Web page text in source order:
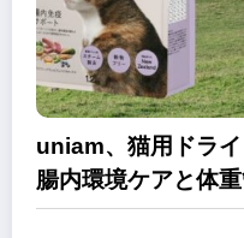
uniam、猫用ドラ
腸内環境ケアと体